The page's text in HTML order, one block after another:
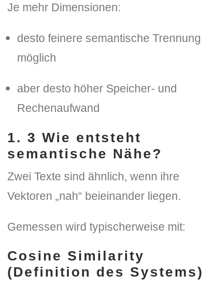
Je mehr Dimensionen:
desto feinere semantische Trennung
möglich
aber desto höher Speicher- und
Rechenaufwand
1. 3 Wie entsteht
semantische Nähe?
Zwei Texte sind ähnlich, wenn ihre
Vektoren „nah“ beieinander liegen.
Gemessen wird typischerweise mit:
Cosine Similarity
(Definition des Systems)